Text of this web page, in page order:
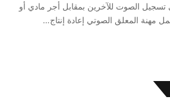
تسجيل الصوت للآخرين بمقابل أجر مادي أو
المعلق الصوتي إعادة إنتاج…